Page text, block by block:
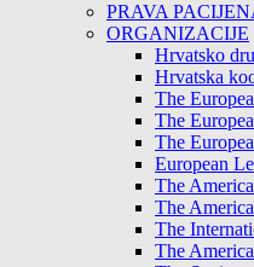
PRAVA
ORGANIZACIJE
Hrvatsko
Hrvatska
The
The
The
European
The
The
The
The